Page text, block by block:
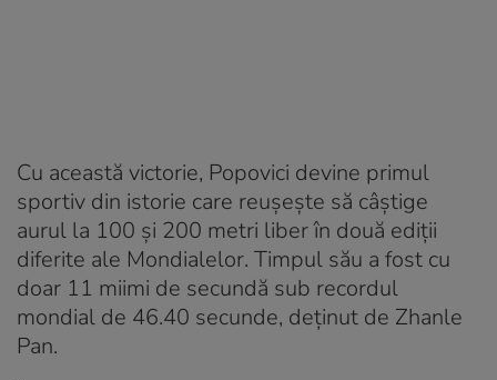
Cu această victorie, Popovici devine primul
sportiv din istorie care reușește să câștige
aurul la 100 și 200 metri liber în două ediții
diferite ale Mondialelor. Timpul său a fost cu
doar 11 miimi de secundă sub recordul
mondial de 46.40 secunde, deținut de Zhanle
Pan.